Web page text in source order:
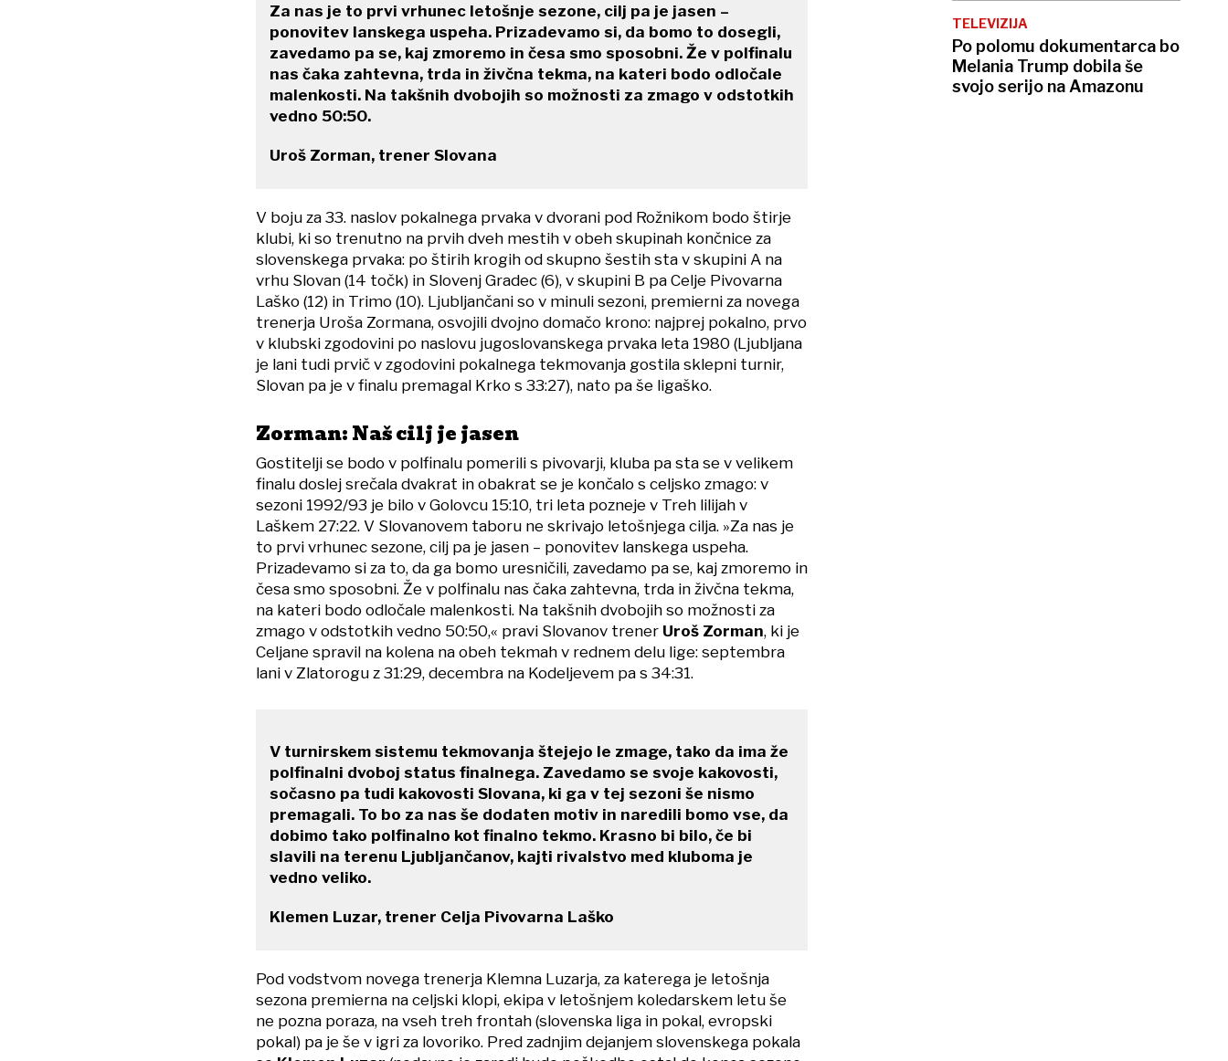
Za nas je to prvi vrhunec letošnje sezone, cilj pa je jasen –
ponovitev lanskega uspeha. Prizadevamo si, da bomo to dosegli,
zavedamo pa se, kaj zmoremo in česa smo sposobni. Že v polfinalu
nas čaka zahtevna, trda in živčna tekma, na kateri bodo odločale
malenkosti. Na takšnih dvobojih so možnosti za zmago v odstotkih
vedno 50:50.
Uroš Zorman, trener Slovana
V boju za 33. naslov pokalnega prvaka v dvorani pod Rožnikom bodo štirje
klubi, ki so trenutno na prvih dveh mestih v obeh skupinah končnice za
slovenskega prvaka: po štirih krogih od skupno šestih sta v skupini A na
vrhu Slovan (14 točk) in Slovenj Gradec (6), v skupini B pa Celje Pivovarna
Laško (12) in Trimo (10). Ljubljančani so v minuli sezoni, premierni za novega
trenerja Uroša Zormana, osvojili dvojno domačo krono: najprej pokalno, prvo
v klubski zgodovini po naslovu jugoslovanskega prvaka leta 1980 (Ljubljana
je lani tudi prvič v zgodovini pokalnega tekmovanja gostila sklepni turnir,
Slovan pa je v finalu premagal Krko s 33:27), nato pa še ligaško.
Zorman: Naš cilj je jasen
Gostitelji se bodo v polfinalu pomerili s pivovarji, kluba pa sta se v velikem
finalu doslej srečala dvakrat in obakrat se je končalo s celjsko zmago: v
sezoni 1992/93 je bilo v Golovcu 15:10, tri leta pozneje v Treh lilijah v
Laškem 27:22. V Slovanovem taboru ne skrivajo letošnjega cilja. »Za nas je
to prvi vrhunec sezone, cilj pa je jasen – ponovitev lanskega uspeha.
Prizadevamo si za to, da ga bomo uresničili, zavedamo pa se, kaj zmoremo in
česa smo sposobni. Že v polfinalu nas čaka zahtevna, trda in živčna tekma,
na kateri bodo odločale malenkosti. Na takšnih dvobojih so možnosti za
zmago v odstotkih vedno 50:50,« pravi Slovanov trener Uroš Zorman, ki je
Celjane spravil na kolena na obeh tekmah v rednem delu lige: septembra
lani v Zlatorogu z 31:29, decembra na Kodeljevem pa s 34:31.
V turnirskem sistemu tekmovanja štejejo le zmage, tako da ima že
polfinalni dvoboj status finalnega. Zavedamo se svoje kakovosti,
sočasno pa tudi kakovosti Slovana, ki ga v tej sezoni še nismo
premagali. To bo za nas še dodaten motiv in naredili bomo vse, da
dobimo tako polfinalno kot finalno tekmo. Krasno bi bilo, če bi
slavili na terenu Ljubljančanov, kajti rivalstvo med kluboma je
vedno veliko.
Klemen Luzar, trener Celja Pivovarna Laško
Pod vodstvom novega trenerja Klemna Luzarja, za katerega je letošnja
sezona premierna na celjski klopi, ekipa v letošnjem koledarskem letu še
ne pozna poraza, na vseh treh frontah (slovenska liga in pokal, evropski
pokal) pa je še v igri za lovoriko. Pred zadnjim dejanjem slovenskega pokala
TELEVIZIJA
Po polomu dokumentarca bo
Melania Trump dobila še
svojo serijo na Amazonu